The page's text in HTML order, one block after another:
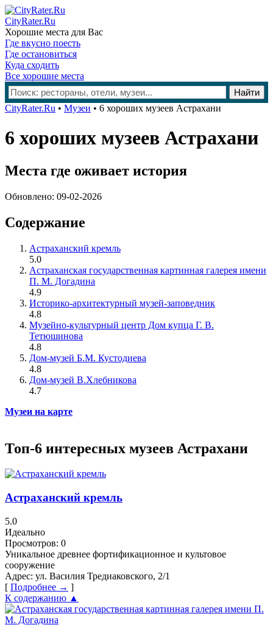
CityRater.Ru
Хорошие места для Вас
Где вкусно поесть
Где остановиться
Куда сходить
Все хорошие места
CityRater.Ru • Музеи • 6 хороших музеев Астрахани
6 хороших музеев Астрахани
Места где оживает история
Обновлено: 09-02-2026
Содержание
Астраханский кремль
5.0
Астраханская государственная картинная галерея имени
П. М. Догадина
4.9
Историко-архитектурный музей-заповедник
4.8
Музейно-культурный центр Дом купца Г. В.
Тетюшинова
4.8
Дом-музей Б.М. Кустодиева
4.8
Дом-музей В.Хлебникова
4.7
Музеи на карте
Топ-6 интересных музеев Астрахани
Астраханский кремль
5.0
Идеально
Просмотров: 0
Уникальное древнее фортификационное и культовое
сооружение
Адрес: ул. Василия Тредиаковского, 2/1
[ Подробнее → ]
К содержанию ▲